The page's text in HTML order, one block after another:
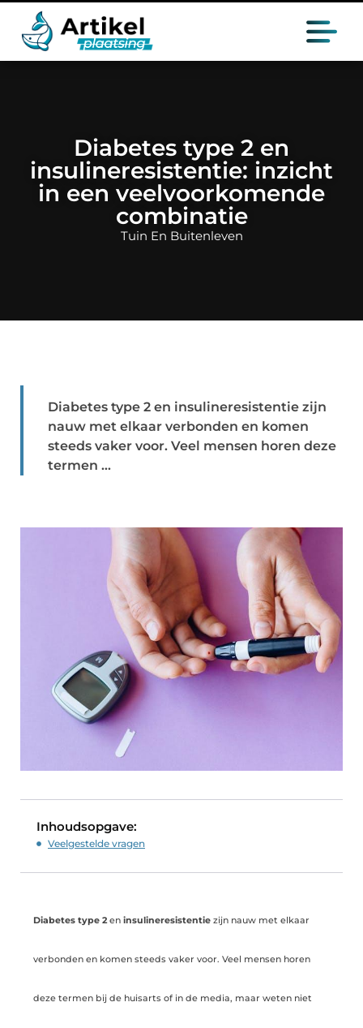
Diabetes type 2 en
insulineresistentie: inzicht
in een veelvoorkomende
combinatie
Tuin En Buitenleven
Diabetes type 2 en insulineresistentie zijn
nauw met elkaar verbonden en komen
steeds vaker voor. Veel mensen horen deze
termen ...
Inhoudsopgave:
Veelgestelde vragen
Diabetes type 2en insulineresistentie zijn nauw met elkaar
verbonden en komen steeds vaker voor. Veel mensen horen
deze termen bij de huisarts of in de media, maar weten niet